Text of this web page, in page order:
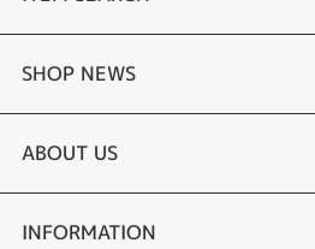
婚約指輪
結婚指輪
セットリング
SHOP NEWS
選ばれる理由まとめ
お客様の声
ABOUT US
会社概要
INFORMATION